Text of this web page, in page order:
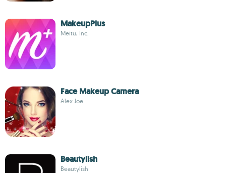
MakeupPlus
Meitu, Inc.
Face Makeup Camera
Alex Joe
Beautylish
Beautylish